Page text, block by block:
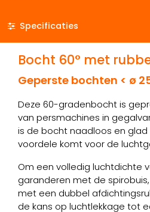
Specificaties
Bocht 60° met
Geperste bochten < ø
Deze 60-gradenbocht is
van persmachines in
is de bocht naadloos en
voordele komt voor de
Om een volledig luchtdichte
garanderen met de
met een dubbel
de kans op luchtlekkage tot